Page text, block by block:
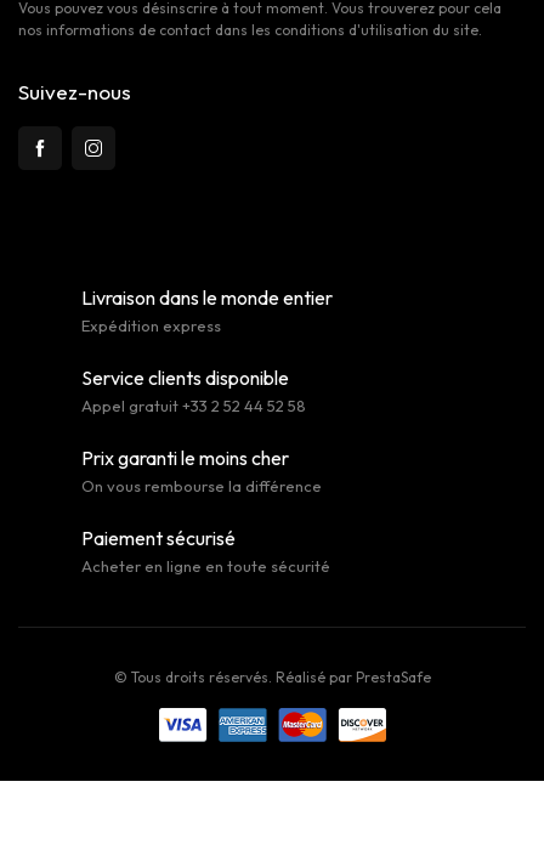
Vous pouvez vous désinscrire à tout moment. Vous trouverez pour cela
nos informations de contact dans les conditions d'utilisation du site.
Suivez-nous
Livraison dans le monde entier
Expédition express
Service clients disponible
Appel gratuit +33 2 52 44 52 58
Prix garanti le moins cher
On vous rembourse la différence
Paiement sécurisé
Acheter en ligne en toute sécurité
© Tous droits réservés. Réalisé par PrestaSafe